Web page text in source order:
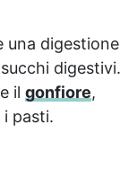
una digestione
digestivi.
il gonfiore,
i pasti.